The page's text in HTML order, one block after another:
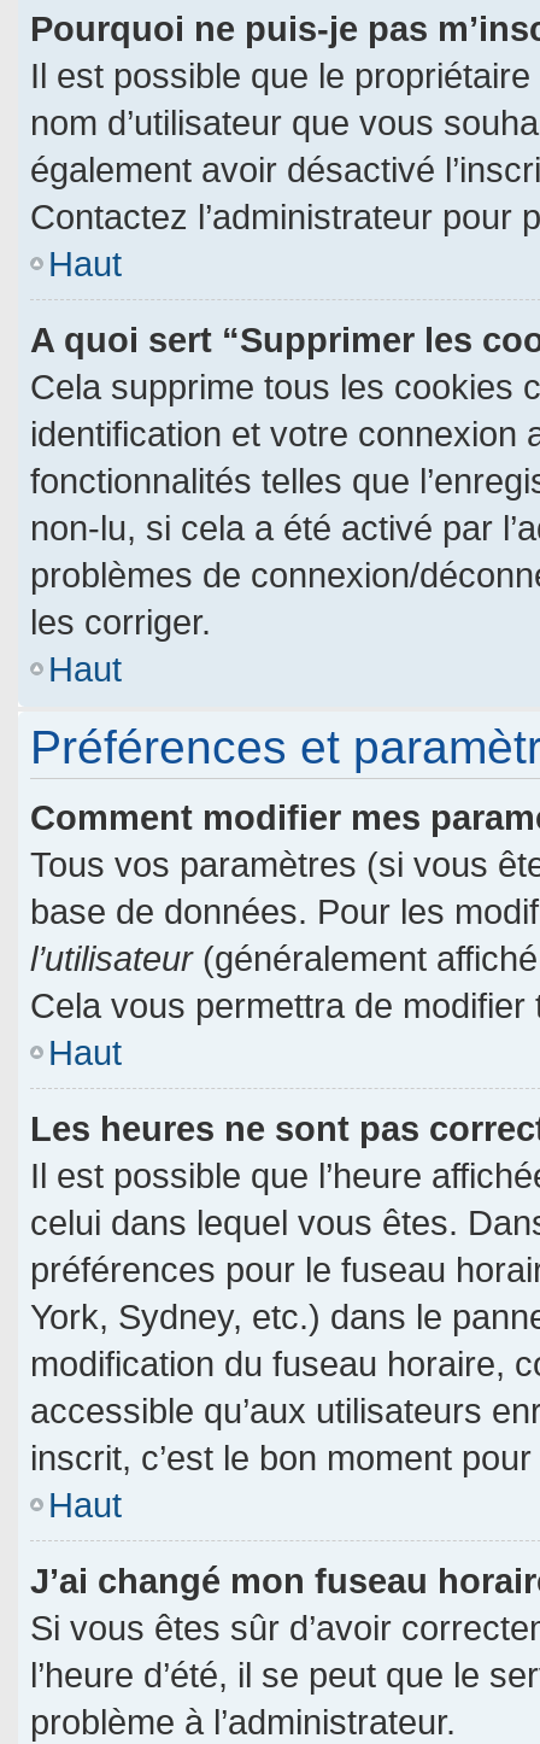
Pourquoi ne puis-je pas
Il est possible que le
nom d’utilisateur que vous
également avoir désactivé
Contactez l’administrateur pour
Haut
A quoi sert “Supprimer les
Cela supprime tous les cookies
identification et votre connexion
fonctionnalités telles que
non-lu, si cela a été activé par
problèmes de connexion/
les corriger.
Haut
Préférences et
Comment modifier mes
Tous vos paramètres (si vous
base de données. Pour les
l’utilisateur(généralement
Cela vous permettra de
Haut
Les heures ne sont pas
Il est possible que l’heure
celui dans lequel vous êtes.
préférences pour le fuseau
York, Sydney, etc.) dans le
modification du fuseau horaire,
accessible qu’aux utilisateurs
inscrit, c’est le bon moment
Haut
J’ai changé mon fuseau
Si vous êtes sûr d’avoir
l’heure d’été, il se peut que le
problème à l’administrateur.